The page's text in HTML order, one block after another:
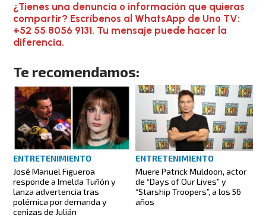
¿Tienes una denuncia o información que quieras
compartir? Escríbenos al WhatsApp de Uno TV:
+52 55 8056 9131. Tu mensaje puede hacer la
diferencia.
Te recomendamos:
ENTRETENIMIENTO
José Manuel Figueroa
responde a Imelda Tuñón y
lanza advertencia tras
polémica por demanda y
cenizas de Julián
ENTRETENIMIENTO
Muere Patrick Muldoon, actor
de “Days of Our Lives” y
“Starship Troopers”, a los 56
años